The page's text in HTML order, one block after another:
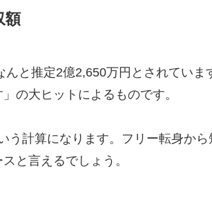
額
と推定2億2,650万円とされていま
の大ヒットによるものです。
う計算になります。フリー転身か
と言えるでしょう。